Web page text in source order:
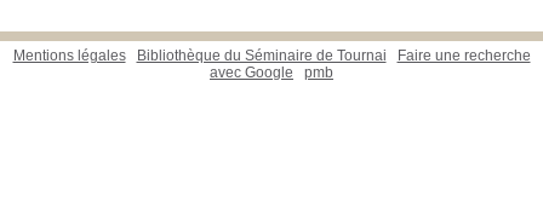
Mentions légales Bibliothèque du Séminaire de Tournai
Faire une recherche
avec Google
pmb